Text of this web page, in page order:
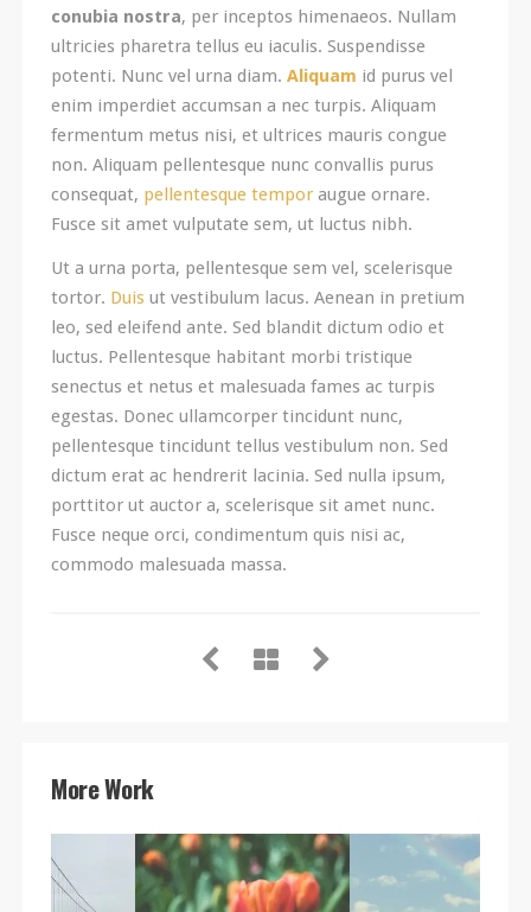
conubia nostra, per inceptos himenaeos. Nullam
ultricies pharetra tellus eu iaculis. Suspendisse
potenti. Nunc vel urna diam. Aliquam id purus vel
enim imperdiet accumsan a nec turpis. Aliquam
fermentum metus nisi, et ultrices mauris congue
non. Aliquam pellentesque nunc convallis purus
consequat, pellentesque tempor augue ornare.
Fusce sit amet vulputate sem, ut luctus nibh.
Ut a urna porta, pellentesque sem vel, scelerisque
tortor. Duis ut vestibulum lacus. Aenean in pretium
leo, sed eleifend ante. Sed blandit dictum odio et
luctus. Pellentesque habitant morbi tristique
senectus et netus et malesuada fames ac turpis
egestas. Donec ullamcorper tincidunt nunc,
pellentesque tincidunt tellus vestibulum non. Sed
dictum erat ac hendrerit lacinia. Sed nulla ipsum,
porttitor ut auctor a, scelerisque sit amet nunc.
Fusce neque orci, condimentum quis nisi ac,
commodo malesuada massa.
More Work